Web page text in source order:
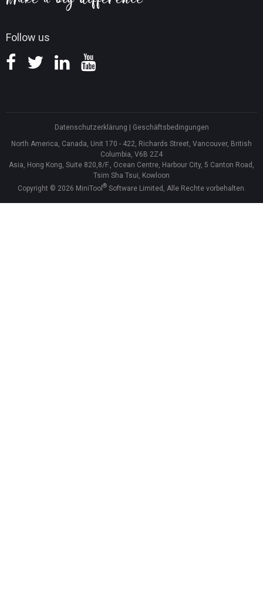
Follow us
Datenschutzerklärung
Geschäftsbedingungen
North America, Canada, Unit 170 - 422, Richards Street, Vancouver, British
Columbia, V6B 2Z4
Asia, Hong Kong, Suite 820,8/F., Ocean Centre, Harbour City, 5 Canton Road,
Tsim Sha Tsui, Kowloon
Copyright © 2026 MiniTool ®Software Limited, Alle Rechte vorbehalten.